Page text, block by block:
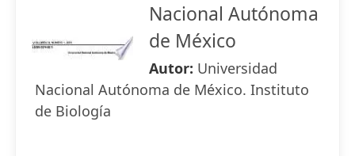
Nacional Autónoma
de México
Autor: Universidad
Nacional Autónoma de México. Instituto
de Biología